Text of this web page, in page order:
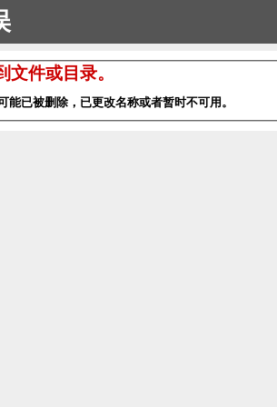
文件或目录。
能已被删除，已更改名称或者暂时不可用。